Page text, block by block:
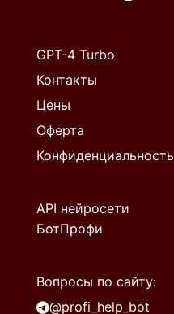
GPT-4 Turbo
Контакты
Цены
Оферта
Конфиденциальность
API нейросети
БотПрофи
Вопросы по сайту:
@profi_help_bot